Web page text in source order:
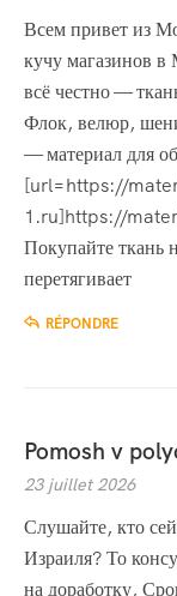
Всем привет из
кучу магазинов в
всё честно —
Флок, велюр,
— материал для
[url=https://
1.ru]https://
Покупайте ткань
перетягивает
RÉPONDRE
Pomosh v
23 juillet 2026
Слушайте, кто
Израиля? То
на доработку,